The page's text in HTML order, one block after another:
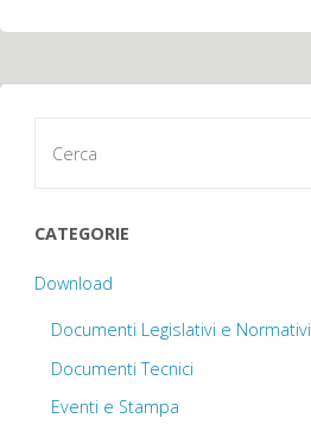
CATEGORIE
Download
Documenti Legislativi e Normativi
Documenti Tecnici
Eventi e Stampa